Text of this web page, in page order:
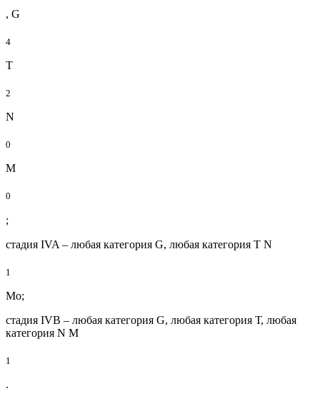
, G
4
T
2
N
0
M
0
;
стадия IVA – любая категория G, любая категория T N
1
Mo;
стадия IVB – любая категория G, любая категория Т, любая
категория N М
1
.